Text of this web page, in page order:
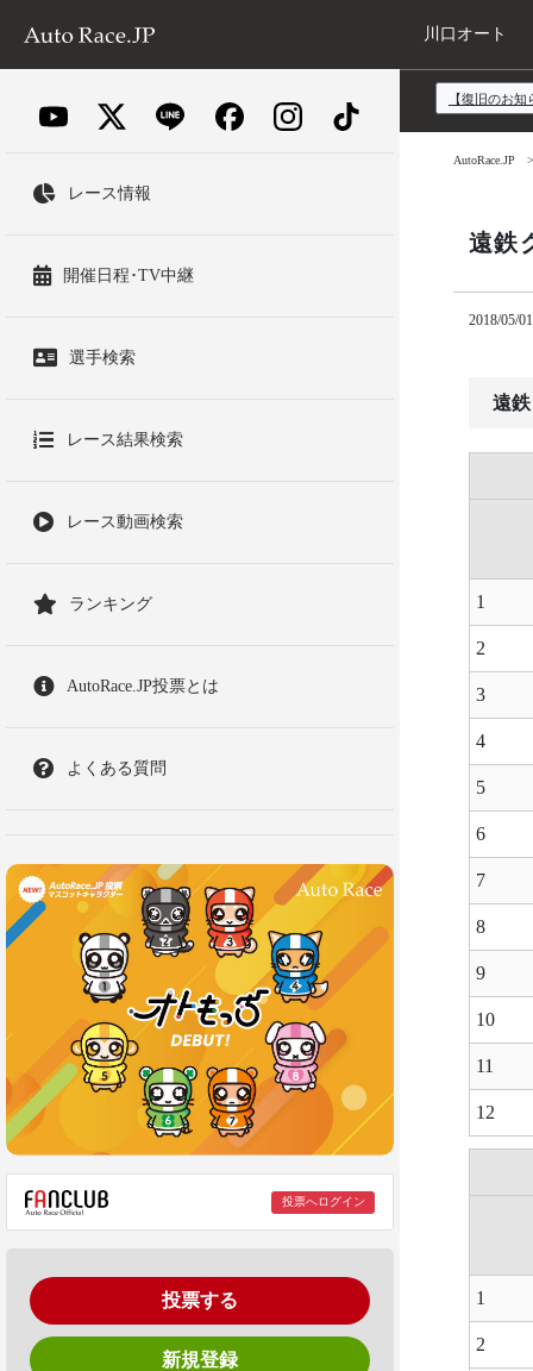
川口オート
レース情報
開催日程･TV中継
選手検索
レース結果検索
レース動画検索
ランキング
AutoRace.JP投票とは
よくある質問
投票へログイン
投票する
新規登録
【復旧のお
AutoRace.JP
遠鉄
2018/05/01
遠
1
2
3
4
5
6
7
8
9
10
11
12
1
2